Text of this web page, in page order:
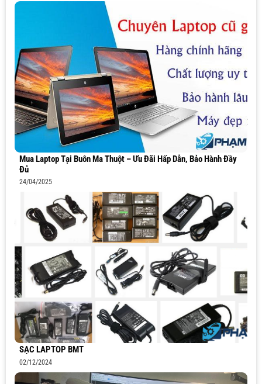
Mua Laptop Tại Buôn Ma Thuột – Ưu Đãi Hấp Dẫn, Bảo Hành Đầy
Đủ
24/04/2025
SẠC LAPTOP BMT
02/12/2024